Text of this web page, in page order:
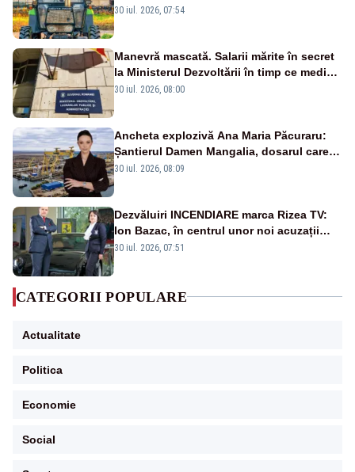
30 iul. 2026, 07:54
Manevră mascată. Salarii mărite în secret
la Ministerul Dezvoltării în timp ce medicii
ies în stradă
30 iul. 2026, 08:00
Ancheta explozivă Ana Maria Păcuraru:
Șantierul Damen Mangalia, dosarul care
scufundă apărarea României
30 iul. 2026, 08:09
Dezvăluiri INCENDIARE marca Rizea TV:
Ion Bazac, în centrul unor noi acuzații
publice
30 iul. 2026, 07:51
CATEGORII POPULARE
Actualitate
Politica
Economie
Social